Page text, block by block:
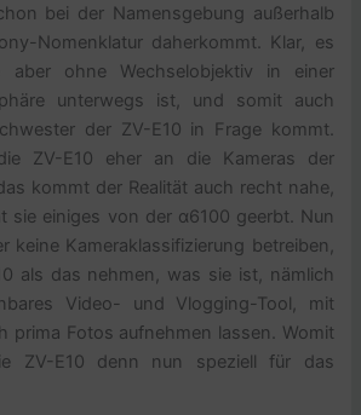
bei der Namensgebung außerhalb
Nomenklatur daherkommt. Klar, es
ohne Wechselobjektiv in einer
unterwegs ist, und somit auch
der ZV-E10 in Frage kommt.
ZV-E10 eher an die Kameras der
kommt der Realität auch recht nahe,
sie einiges von der α6100 geerbt. Nun
keine Kameraklassifizierung betreiben,
als das nehmen, was sie ist, nämlich
Video- und Vlogging-Tool, mit
prima Fotos aufnehmen lassen. Womit
ZV-E10 denn nun speziell für das